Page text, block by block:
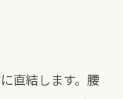
直結します。腰